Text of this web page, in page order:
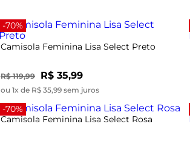
-70%
Camisola Feminina Lisa Select Preto
R$ 119,99 R$ 35,99
ou 1x de R$ 35,99 sem juros
-70%
Camisola Feminina Lisa Select Rosa